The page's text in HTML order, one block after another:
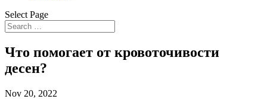
Select Page
Что помогает от кровоточивости
десен?
Nov 20, 2022